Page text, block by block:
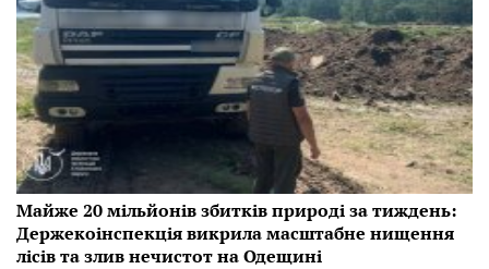
Майже 20 мільйонів збитків природі за тиждень:
Держекоінспекція викрила масштабне нищення
лісів та злив нечистот на Одещині